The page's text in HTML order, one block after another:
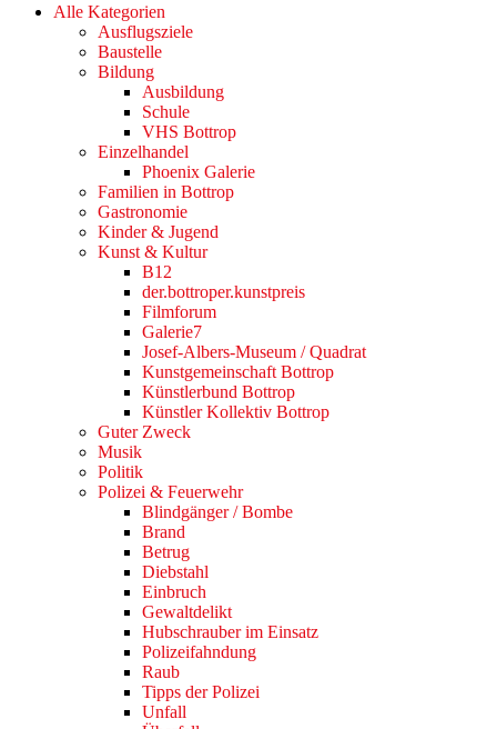
Alle Kategorien
Ausflugsziele
Baustelle
Bildung
Ausbildung
Schule
VHS Bottrop
Einzelhandel
Phoenix Galerie
Familien in Bottrop
Gastronomie
Kinder & Jugend
Kunst & Kultur
B12
der.bottroper.kunstpreis
Filmforum
Galerie7
Josef-Albers-Museum / Quadrat
Kunstgemeinschaft Bottrop
Künstlerbund Bottrop
Künstler Kollektiv Bottrop
Guter Zweck
Musik
Politik
Polizei & Feuerwehr
Blindgänger / Bombe
Brand
Betrug
Diebstahl
Einbruch
Gewaltdelikt
Hubschrauber im Einsatz
Polizeifahndung
Raub
Tipps der Polizei
Unfall